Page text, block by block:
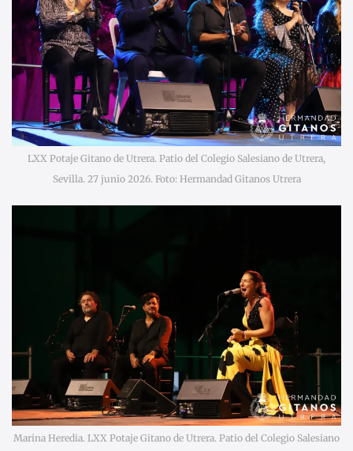
LXX Potaje Gitano de Utrera. Patio del Colegio Salesiano de Utrera,
Sevilla. 27 junio 2026. Foto: Hermandad Gitanos Utrera
Marina Heredia. LXX Potaje Gitano de Utrera. Patio del Colegio Salesiano